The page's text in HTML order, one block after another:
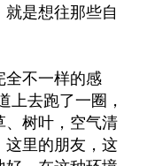
是想往那些自
全不一样的感
上去跑了一圈，
、树叶，空气清
这里的朋友，这